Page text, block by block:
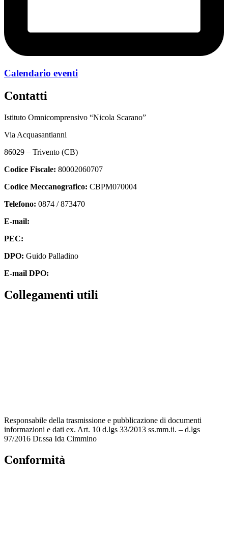
Calendario eventi
Contatti
Istituto Omnicomprensivo “Nicola Scarano”
Via Acquasantianni
86029 – Trivento (CB)
Codice Fiscale: 80002060707
Codice Meccanografico: CBPM070004
Telefono: 0874 / 873470
E-mail:
PEC:
DPO: Guido Palladino
E-mail DPO:
Collegamenti utili
Responsabile della trasmissione e pubblicazione di documenti
informazioni e dati ex. Art. 10 d.lgs 33/2013 ss.mm.ii. – d.lgs
97/2016 Dr.ssa Ida Cimmino
Conformità